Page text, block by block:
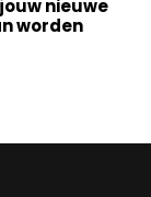
nieuwe
worden